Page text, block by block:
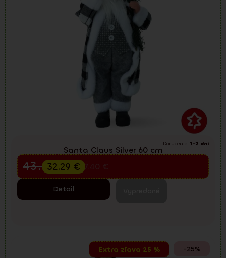
Doručenie: 1-2 dni
Santa Claus Silver 60 cm
Predvianočný výpredaj
57.40
43.05€
32.29 €
Detail
-25%
Extra zľava 25 %